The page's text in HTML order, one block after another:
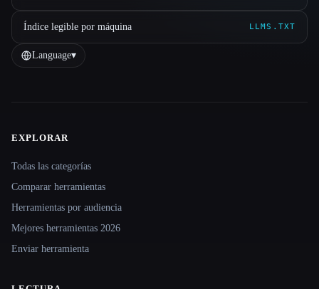
Índice legible por máquina LLMS.TXT
Language▾
Site navigation
EXPLORAR
Todas las categorías
Comparar herramientas
Herramientas por audiencia
Mejores herramientas 2026
Enviar herramienta